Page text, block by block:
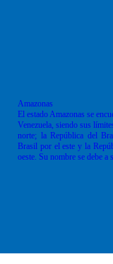
Amazonas
El estado Amazonas se
Venezuela, siendo sus
norte; la República del
Brasil por el este y la
oeste. Su nombre se debe a